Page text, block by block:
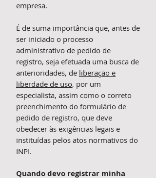
empresa.
É de suma importância que, antes de
ser iniciado o processo
administrativo de pedido de
registro, seja efetuada uma busca de
anterioridades, de liberação e
liberdade de uso, por um
especialista, assim como o correto
preenchimento do formulário de
pedido de registro, que deve
obedecer às exigências legais e
instituídas pelos atos normativos do
INPI.
Quando devo registrar minha